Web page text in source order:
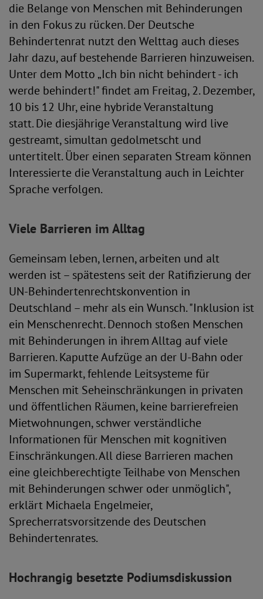
die Belange von Menschen mit Behinderungen
in den Fokus zu rücken. Der Deutsche
Behindertenrat nutzt den Welttag auch dieses
Jahr dazu, auf bestehende Barrieren hinzuweisen.
Unter dem Motto „Ich bin nicht behindert - ich
werde behindert!" findet am Freitag, 2. Dezember,
10 bis 12 Uhr, eine hybride Veranstaltung
statt. Die diesjährige Veranstaltung wird live
gestreamt, simultan gedolmetscht und
untertitelt. Über einen separaten Stream können
Interessierte die Veranstaltung auch in Leichter
Sprache verfolgen.
Viele Barrieren im Alltag
Gemeinsam leben, lernen, arbeiten und alt
werden ist – spätestens seit der Ratifizierung der
UN-Behindertenrechtskonvention in
Deutschland – mehr als ein Wunsch. "Inklusion ist
ein Menschenrecht. Dennoch stoßen Menschen
mit Behinderungen in ihrem Alltag auf viele
Barrieren. Kaputte Aufzüge an der U-Bahn oder
im Supermarkt, fehlende Leitsysteme für
Menschen mit Seheinschränkungen in privaten
und öffentlichen Räumen, keine barrierefreien
Mietwohnungen, schwer verständliche
Informationen für Menschen mit kognitiven
Einschränkungen. All diese Barrieren machen
eine gleichberechtigte Teilhabe von Menschen
mit Behinderungen schwer oder unmöglich",
erklärt Michaela Engelmeier,
Sprecherratsvorsitzende des Deutschen
Behindertenrates.
Hochrangig besetzte Podiumsdiskussion